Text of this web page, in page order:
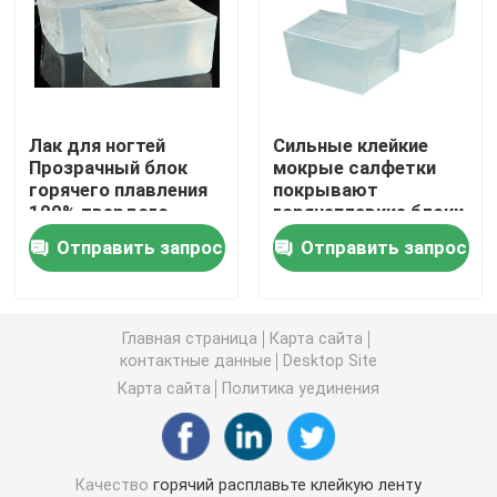
двойная, который встали на сторону лента пены
Горячий расплавьте блоки
Двойная, который встали на сторону лента ткани
Flexographic плита устанавливая ленты
Клейкая лента для переноса
Съемная клейкая лента
Лак для ногтей
Прозрачный блок
горячего плавления
100% твердого
содержания Долгий
срок годности
Отправить запрос
Сильные клейкие
мокрые салфетки
покрывают
горячеплавкие блоки
Отправить запрос
Главная страница
Карта сайта
контактные данные
Desktop Site
Карта сайта
Политика уединения
Качество горячий расплавьте клейкую ленту